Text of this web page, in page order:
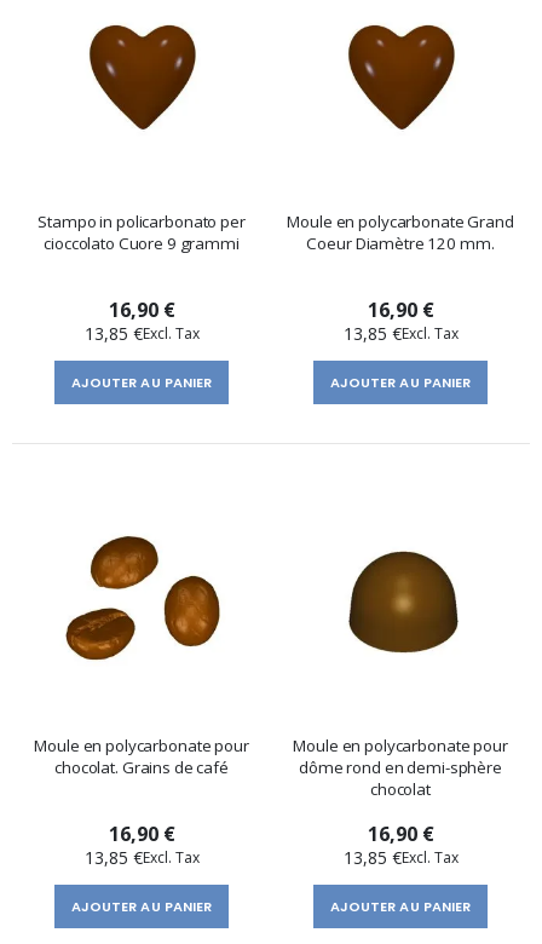
Stampo in policarbonato per
cioccolato Cuore 9 grammi
16,90 €
13,85 €
AJOUTER AU PANIER
Moule en polycarbonate Grand
Coeur Diamètre 120 mm.
16,90 €
13,85 €
AJOUTER AU PANIER
Moule en polycarbonate pour
chocolat. Grains de café
16,90 €
13,85 €
AJOUTER AU PANIER
Moule en polycarbonate pour
dôme rond en demi-sphère
chocolat
16,90 €
13,85 €
AJOUTER AU PANIER